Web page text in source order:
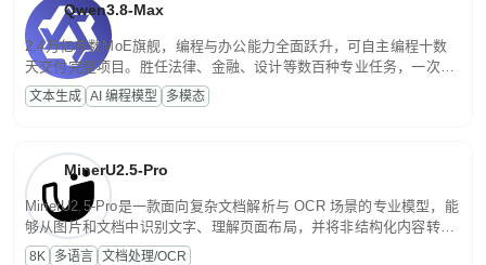
Qwen3.8-Max
2.4万亿参数MoE旗舰，编程与办公能力全面跃升，可自主编程十数
天交付完整项目。胜任法律、金融、设计等数百种专业任务，一次对
话端到端交付生产级成果。原生视觉理解贯穿规划、执行与验证全流
程，支持超长文档与长视频的深度语义解析。长程任务中自主规划与
文本生成 AI 编程模型 多模态
MinerU2.5-Pro
MinerU2.5-Pro是一款面向复杂文档解析与 OCR 场景的专业模型，能
够从图片和文档中识别文字、理解页面布局，并将非结构化内容转换
为便于存储、检索和二次处理的结构化结果。
8K 多语言 文档处理/OCR